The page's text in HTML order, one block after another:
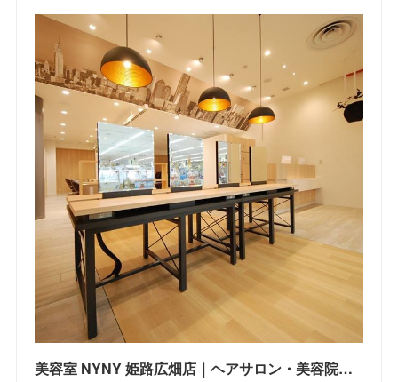
美容室 NYNY 姫路広畑店｜ヘアサロン・美容院｜ニューヨークニューヨーク